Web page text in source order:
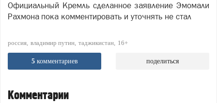
Официальный Кремль сделанное заявление Эмомали
Рахмона пока комментировать и уточнять не стал
россия владимир путин таджикистан 16+
5комментариев поделиться
Комментарии